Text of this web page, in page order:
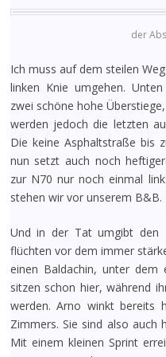
der
Ich muss auf dem steilen
linken Knie umgehen.
zwei schöne hohe
werden jedoch die letzten
Die keine Asphaltstraße bis
nun setzt auch noch
zur N70 nur noch einmal
stehen wir vor unserem B&B.
Und in der Tat umgibt den
flüchten vor dem immer
einen Baldachin, unter dem
sitzen schon hier, während
werden. Arno winkt bereits
Zimmers. Sie sind also auch
Mit einem kleinen Sprint